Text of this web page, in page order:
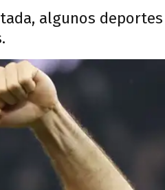
algunos deportes